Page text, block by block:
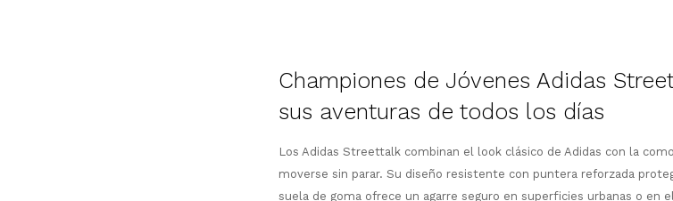
Championes de Jóvenes Adidas
sus aventuras de todos los días
Los Adidas Streettalk combinan el look clásico de Adidas con la
moverse sin parar. Su diseño resistente con puntera reforzada
suela de goma ofrece un agarre seguro en superficies urbanas o
¡Sumate a la forma más
comprar!